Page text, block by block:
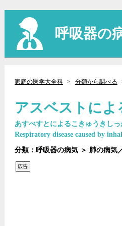
呼吸器の
家庭の医学大全科 分類から調べる
アスベストによ
あすべすとによるこきゅうきし
Respiratory disease caused by
分類：呼吸器の病気 ＞ 肺の病気
広告